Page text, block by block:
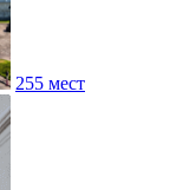
255 мест